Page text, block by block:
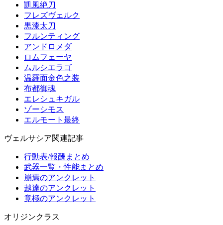
凱風絶刀
フレズヴェルク
黒漆太刀
フルンティング
アンドロメダ
ロムフェーヤ
ムルシエラゴ
温羅面金色之装
布都御魂
エレシュキガル
ゾーシモス
エルモート最終
ヴェルサシア関連記事
行動表/報酬まとめ
武器一覧・性能まとめ
崩焉のアンクレット
越達のアンクレット
竟極のアンクレット
オリジンクラス